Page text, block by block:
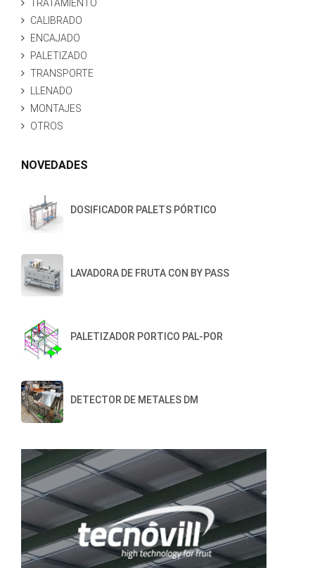
TRATAMIENTO
CALIBRADO
ENCAJADO
PALETIZADO
TRANSPORTE
LLENADO
MONTAJES
OTROS
NOVEDADES
DOSIFICADOR PALETS PÓRTICO
LAVADORA DE FRUTA CON BY PASS
PALETIZADOR PORTICO PAL-POR
DETECTOR DE METALES DM